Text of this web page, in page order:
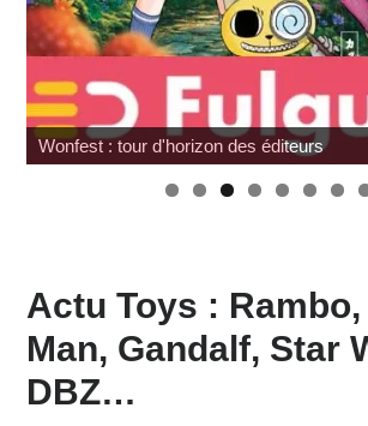
Japan Expo : les toys
Actu Toys :
Man, Gandalf, Star
DBZ…